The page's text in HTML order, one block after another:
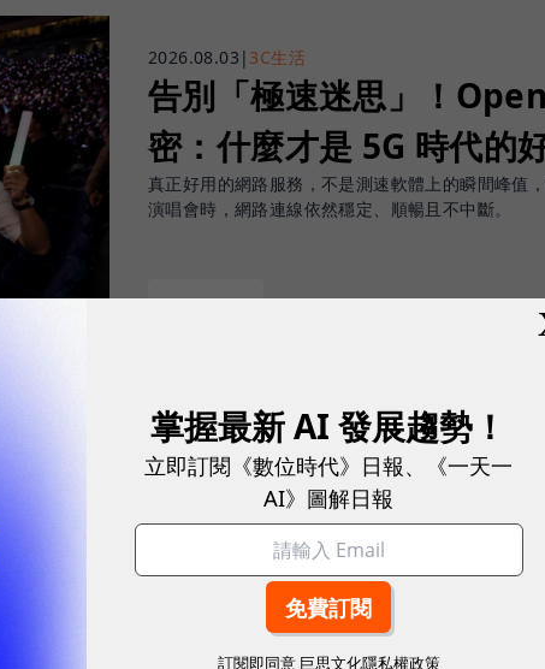
2026.08.03 | 3C生活
告別「極速迷思」！
密：什麼才是 5G 時代的
真正好用的網路服務，不是測速軟體上的瞬間峰值
演唱會時，網路連線依然穩定、順暢且不中斷。
5G 成為工作、娛樂、生活不可或缺
果不能讓其在人潮聚集、高速移動或
驗，也因如此，衡量「好網路」的標
地點都能穩定連線的使用體驗。
掌握最新 AI 發展趨勢！
立即訂閱《數位時代》日報、《一天一
AI》圖解日報
訂閱即同意 巨思文化隱私權政策